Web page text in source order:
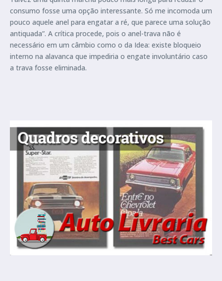
consumo fosse uma opção interessante. Só me incomoda um
pouco aquele anel para engatar a ré, que parece uma solução
antiquada”. A crítica procede, pois o anel-trava não é
necessário em um câmbio como o da Idea: existe bloqueio
interno na alavanca que impediria o engate involuntário caso
a trava fosse eliminada.